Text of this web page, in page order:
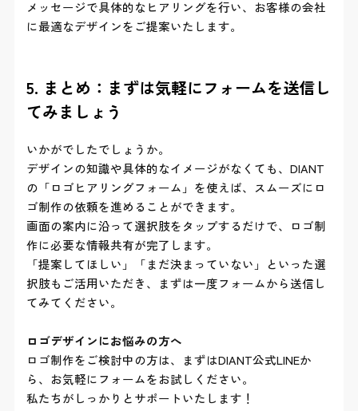
メッセージで具体的なヒアリングを行い、お客様の会社
に最適なデザインをご提案いたします。
5. まとめ：まずは気軽にフォームを送信し
てみましょう
いかがでしたでしょうか。
デザインの知識や具体的なイメージがなくても、DIANT
の「ロゴヒアリングフォーム」を使えば、スムーズにロ
ゴ制作の依頼を進めることができます。
画面の案内に沿って選択肢をタップするだけで、ロゴ制
作に必要な情報共有が完了します。
「提案してほしい」「まだ決まっていない」といった選
択肢もご活用いただき、まずは一度フォームから送信し
てみてください。
ロゴデザインにお悩みの方へ
ロゴ制作をご検討中の方は、まずはDIANT公式LINEか
ら、お気軽にフォームをお試しください。
私たちがしっかりとサポートいたします！